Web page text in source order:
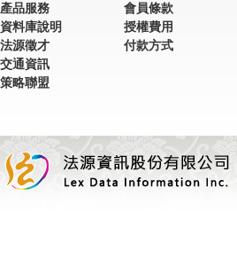
產品服務
資料庫說明
法源徵才
交通資訊
策略聯盟
會員條款
授權費用
付款方式